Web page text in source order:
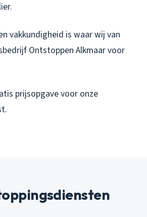
vakkundigheid is waar wij van
Ontstoppen Alkmaar voor
prijsopgave voor onze